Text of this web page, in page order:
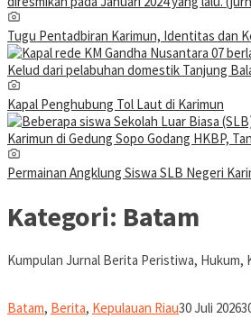
Tugu Pentadbiran Karimun, Identitas dan
Kapal Penghubung Tol Laut di Karimun
Permainan Angklung Siswa SLB Negeri
Kategori: Batam
Kumpulan Jurnal Berita Peristiwa, Hukum,
Batam, Berita, Kepulauan Riaujurnal
30 Juli 2026